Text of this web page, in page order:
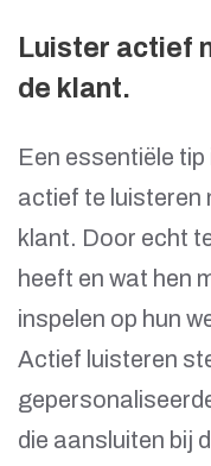
Luister actief
de klant.
Een essentiële
actief te luisteren
klant. Door echt
heeft en wat hen
inspelen op hun
Actief luisteren
die aansluiten bij